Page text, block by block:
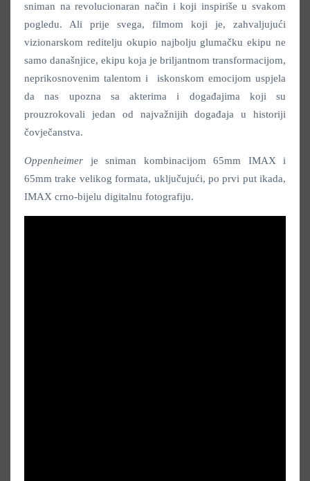
sniman na revolucionaran način i koji inspiriše u svakom
pogledu. Ali prije svega, filmom koji je, zahvaljujući
vizionarskom reditelju okupio najbolju glumačku ekipu ne
samo današnjice, ekipu koja je briljantnom transformacijom,
neprikosnovenim talentom i iskonskom emocijom uspjela
da nas upozna sa akterima i događajima koji su
prouzrokovali jedan od najvažnijih događaja u historiji
čovječanstva.
Oppenheimer
je sniman kombinacijom 65mm IMAX i
65mm trake velikog formata, uključujući, po prvi put ikada,
IMAX crno-bijelu digitalnu fotografiju.